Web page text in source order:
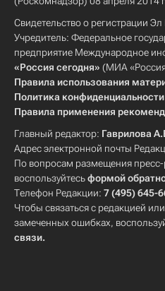
Свидетельство о регистрации
Учредитель: Федеральное
предприятие Международное
«Россия сегодня» (МИА
Правила использования
Политика конфиденциальности
Правила применения
Главный редактор: Гаврилова
Адрес электронной почты
По вопросам размещения
воспользуйтесьформой
Телефон Редакции: 7 (495) 645-
Чтобы связаться с редакцией
замеченных ошибках,
связи.